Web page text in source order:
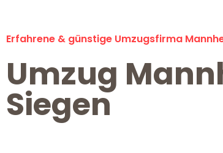
Erfahrene & günstige Umzugsfirma
Umzug
Siegen